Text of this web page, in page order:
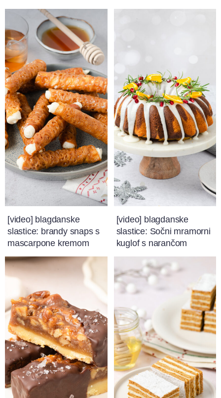
[video] blagdanske
slastice: brandy snaps s
mascarpone kremom
[video] blagdanske
slastice: Sočni mramorni
kuglof s narančom